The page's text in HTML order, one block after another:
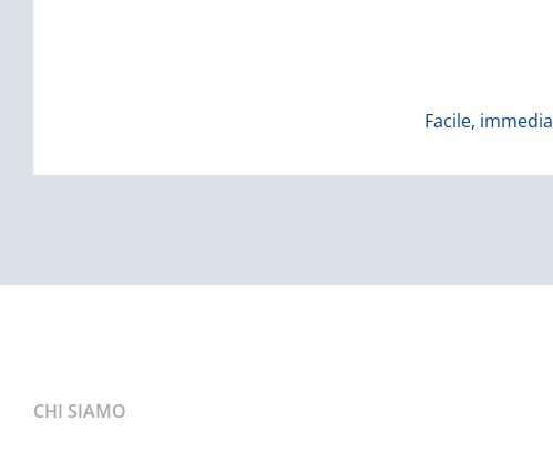
Facile,
A fronte dell’obbligo legale di archiviazione
CHI SIAMO